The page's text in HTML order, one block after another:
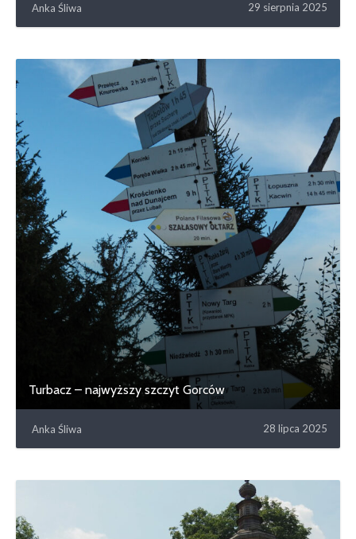
Anka Śliwa 29 sierpnia 2025
Turbacz – najwyższy szczyt Gorców
Anka Śliwa 28 lipca 2025